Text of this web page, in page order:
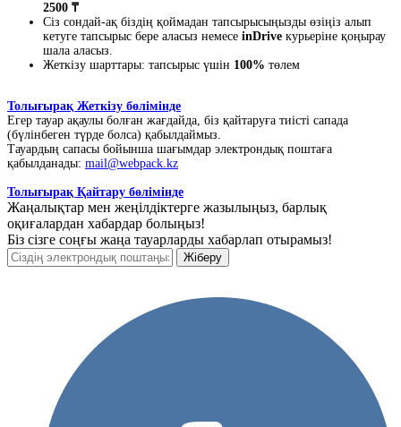
2500 ₸
Сіз сондай-ақ біздің қоймадан тапсырысыңызды өзіңіз алып
кетуге тапсырыс бере аласыз немесе inDrive курьеріне қоңырау
шала аласыз.
Жеткізу шарттары: тапсырыс үшін 100% төлем
Толығырақ Жеткізу бөлімінде
Егер тауар ақаулы болған жағдайда, біз қайтаруға тиісті сапада
(бүлінбеген түрде болса) қабылдаймыз.
Тауардың сапасы бойынша шағымдар электрондық поштаға
қабылданады: mail@webpack.kz
Толығырақ Қайтару бөлімінде
Жаңалықтар мен жеңілдіктерге жазылыңыз, барлық
оқиғалардан хабардар болыңыз!
Біз сізге соңғы жаңа тауарларды хабарлап отырамыз!